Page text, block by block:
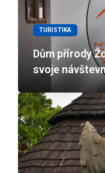
TURISTIKA
Dům přírody
svoje